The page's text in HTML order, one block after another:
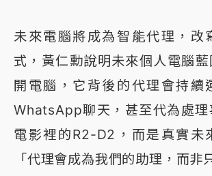
未來電腦將成為智能代理，改
式，黃仁勳說明未來個人電腦
開電腦，它背後的代理會持續
WhatsApp聊天，甚至代為處理
電影裡的R2-D2，而是真實未
「代理會成為我們的助理，而非